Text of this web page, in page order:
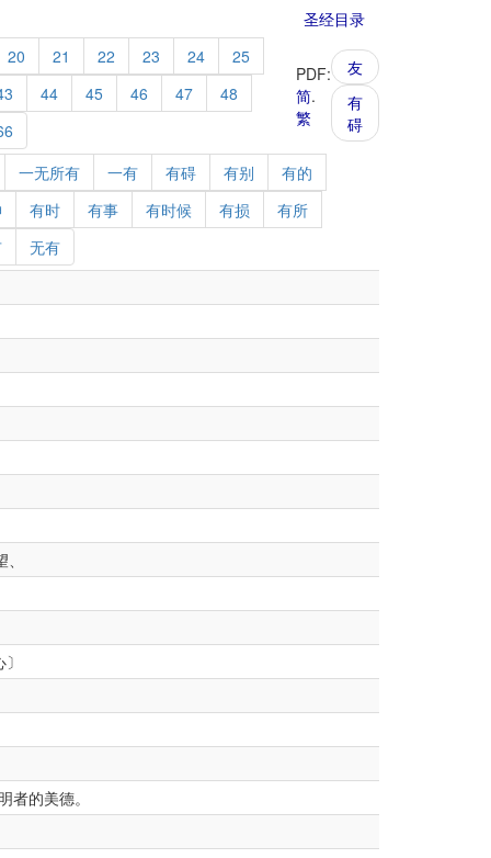
圣经目录
20 21 22 23 24
25
44 45 46 47
48
PDF:
简.
繁
友
有
碍
一无所有 一有 有碍 有别
有的
有时 有事 有时候 有损
有所
无有
的美德。